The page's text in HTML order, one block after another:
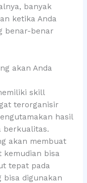
banyak
ketika Anda
benar-benar
akan Anda
skill
terorganisir
hasil
berkualitas.
akan membuat
bisa
tepat pada
bisa digunakan